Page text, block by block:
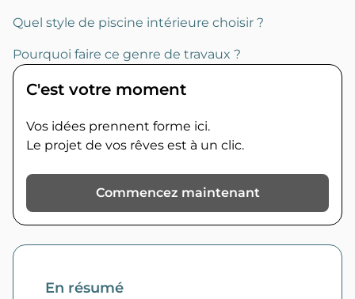
Quel style de piscine intérieure choisir ?
Pourquoi faire ce genre de travaux ?
C'est votre moment
Vos idées prennent forme ici.
Le projet de vos rêves est à un clic.
Commencez maintenant
En résumé